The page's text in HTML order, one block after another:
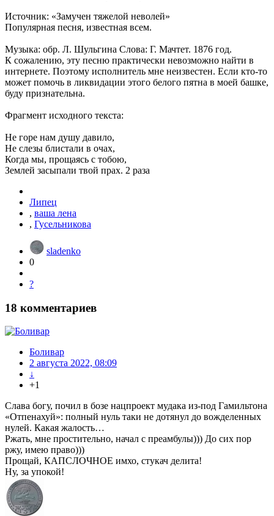
Источник: «Замучен тяжелой неволей»
Популярная песня, известная всем.
Музыка: обр. Л. Шульгина Слова: Г. Мачтет. 1876 год.
К сожалению, эту песню практически невозможно найти в
интернете. Поэтому исполнитель мне неизвестен. Если кто-то
может помочь в ликвидации этого белого пятна в моей башке,
буду признательна.
Фрагмент исходного текста:
Не горе нам душу давило,
Не слезы блистали в очах,
Когда мы, прощаясь с тобою,
Землей засыпали твой прах. 2 раза
Липец
, ваша лена
, Гусельникова
sladenko
0
?
18 комментариев
Боливар
2 августа 2022, 08:09
↓
+1
Слава богу, почил в бозе нацпроект мудака из-под Гамильтона
«Отпенахуй»: полный нуль таки не дотянул до вожделенных
нулей. Какая жалость…
Ржать, мне простительно, начал с преамбулы))) До сих пор
ржу, имею право)))
Прощай, КАПСЛОЧНОЕ имхо, стукач делита!
Ну, за упокой!